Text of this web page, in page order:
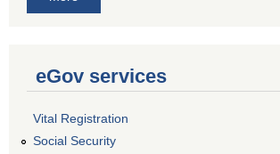
eGov services
Vital Registration
Social Security